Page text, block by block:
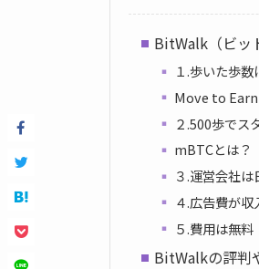
BitWalk（ビッ
１.歩いた歩
Move to Earn
２.500歩でス
mBTCとは？
３.運営会社
４.広告費が収
５.費用は無料
BitWalkの評判